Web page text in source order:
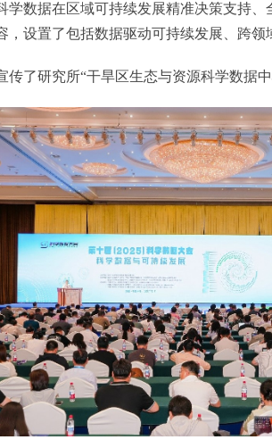
据在区域可持续发展精准决策支持、
，设置了包括数据驱动可持续发展、跨领
研究所“干旱区生态与资源科学数据